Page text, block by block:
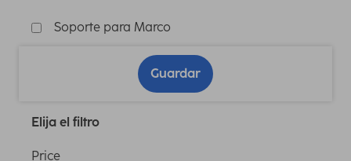
Soporte para Marco
Guardar
Elija el filtro
Price